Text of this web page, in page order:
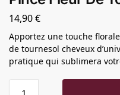
14,90€
Apportez une touche
de tournesol cheveux
pratique qui sublimera